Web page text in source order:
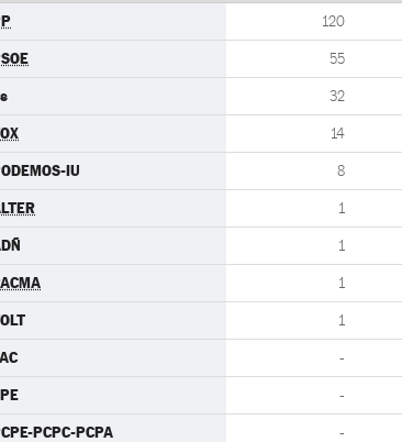
120
55
32
14
IU 8
1
1
1
1
-
-
PCPC-PCPA -